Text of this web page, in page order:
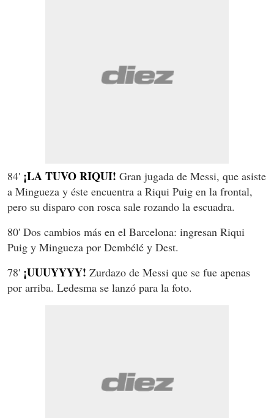
84' ¡LA TUVO RIQUI! Gran jugada de Messi, que asiste
a Mingueza y éste encuentra a Riqui Puig en la frontal,
pero su disparo con rosca sale rozando la escuadra.
80' Dos cambios más en el Barcelona: ingresan Riqui
Puig y Mingueza por Dembélé y Dest.
78' ¡UUUYYYY! Zurdazo de Messi que se fue apenas
por arriba. Ledesma se lanzó para la foto.